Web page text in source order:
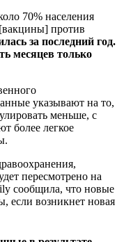
70% населения
против
за последний год.
месяцев только
указывают на то,
меньше, с
более легкое
пересмотрено на
сообщила, что новые
если возникнет новая